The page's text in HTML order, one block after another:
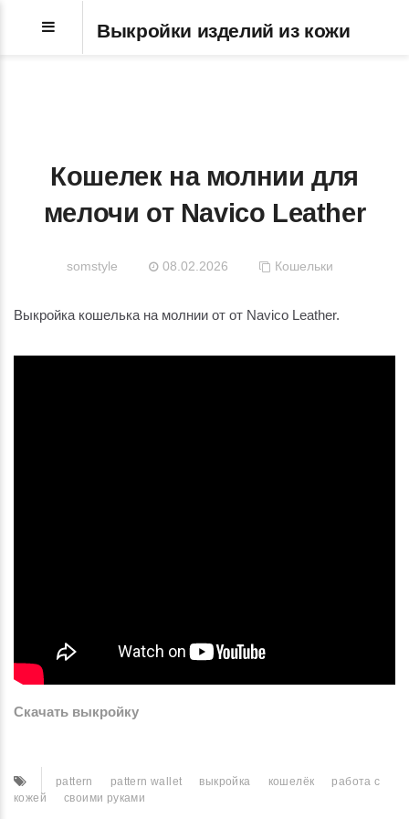
Выкройки изделий из кожи
Кошелек на молнии для
мелочи от Navico Leather
somstyle 08.02.2026 Кошельки
Выкройка кошелька на молнии от от Navico Leather.
Скачать выкройку
pattern pattern wallet выкройка кошелёк
работа с
кожей
своими руками